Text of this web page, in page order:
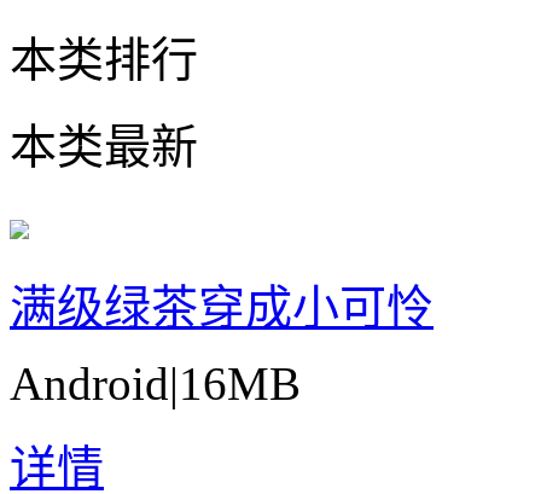
本类排行
本类最新
满级绿茶穿成小可怜
Android|16MB
详情